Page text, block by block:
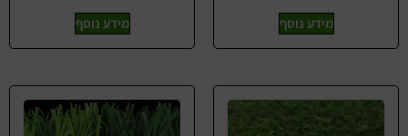
מידע נוסף מידע נוסף